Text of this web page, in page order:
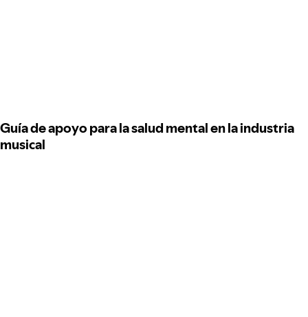
Guía de apoyo para la salud mental en la industria
musical